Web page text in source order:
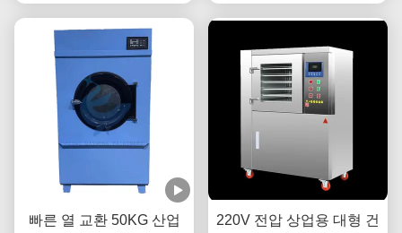
빠른 열 교환 50KG 산업
220V 전압 상업용 대형 건